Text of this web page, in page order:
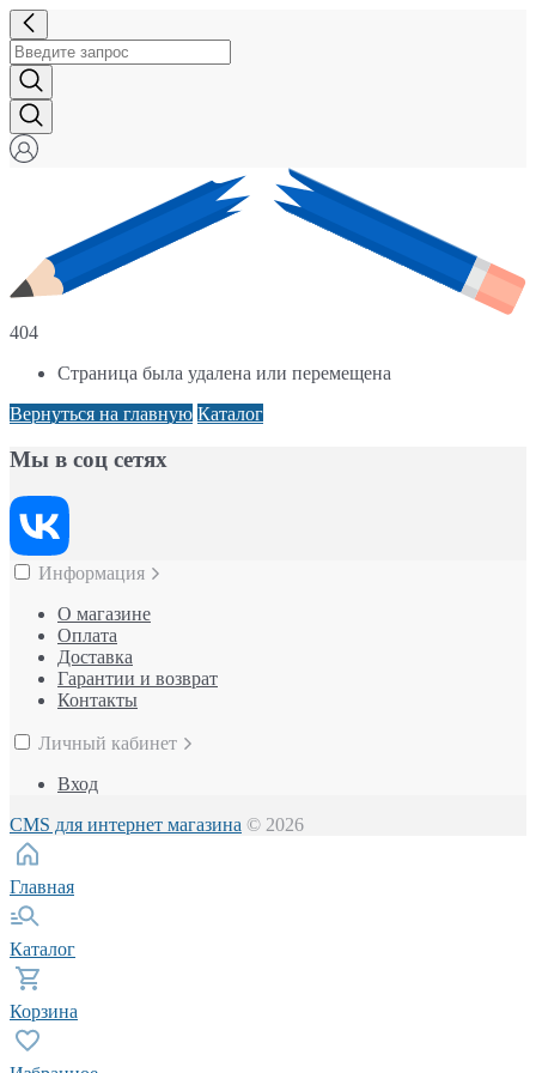
404
Страница была удалена или перемещена
Вернуться на главную Каталог
Мы в соц сетях
Информация
О магазине
Оплата
Доставка
Гарантии и возврат
Контакты
Личный кабинет
Вход
CMS для интернет магазина © 2026
Главная
Каталог
Корзина